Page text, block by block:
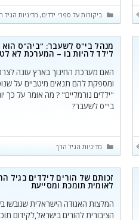
קטגוריות
ביקורות על ספרי ילדים, מדיניות הגיל
מנהל בי"ס לשעבר: "ביה"ס
לילד להיות בו – המערכת לא
האם מערכת החינוך בארץ עונה
ומספקת להם תנאים מיטביים על
"ילדים נורמליים" ? מה אומר על כך
בי"ס לשעבר?
קטגוריות
מדיניות הגיל הרך
זכותם של הורים לילדים בגיל
לאומית תומכת ומסייעת
המלצות האגודה הישראלית שגובשו
הציבורית להורים בישראל,לקידום